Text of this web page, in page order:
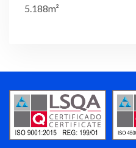
5.188m²